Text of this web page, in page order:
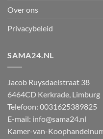
Over ons
Privacybeleid
SAMA24.NL
Jacob Ruysdaelstraat 38
6464CD Kerkrade Limburg
Telefoon: 0031625389825
E-mail: info@sama24.nl
Kamer-van-